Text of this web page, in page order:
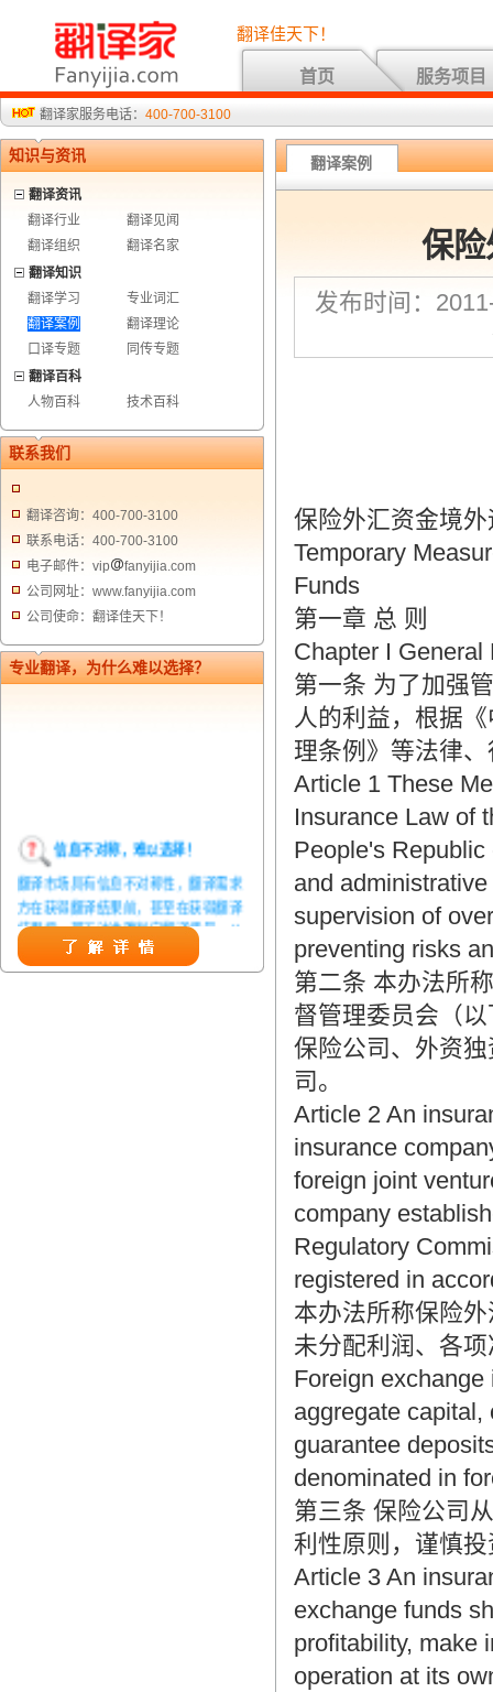
翻译佳天下！
首页 服务项目
翻译家服务电话： 400-700-3100
知识与资讯
翻译资讯
翻译行业
翻译见闻
翻译组织
翻译名家
翻译知识
翻译学习
专业词汇
翻译案例
翻译理论
口译专题
同传专题
翻译百科
人物百科
技术百科
联系我们
翻译咨询：400-700-3100
联系电话：400-700-3100
电子邮件：vip
fanyijia.com
公司网址：www.fanyijia.com
公司使命：翻译佳天下！
专业翻译，为什么难以选择？
翻译市场具有信息不对称性，翻译需求
方在获得翻译结果前，甚至在获得翻译
结果后，都无法准确判定翻译质量。从
而给劣质翻译者提供了一定生存条件，
造成翻译市场鱼龙混杂，难以选择。
翻译案例
保
发布时间：
保险外汇资金境
Temporary
Funds
第一章 总 则
Chapter I General
第一条 为了加强
人的利益，根据
理条例》等法律
Article 1 These
Insurance Law of
People's
and
supervision of
preventing risks
第二条 本办法所
督管理委员会（
保险公司、外资
司。
Article 2 An
insurance
foreign joint
company
Regulatory
registered in
本办法所称保险
未分配利润、各
Foreign
aggregate capital,
guarantee
denominated in
第三条 保险公司
利性原则，谨慎
Article 3 An
exchange funds
profitability, make
operation at its